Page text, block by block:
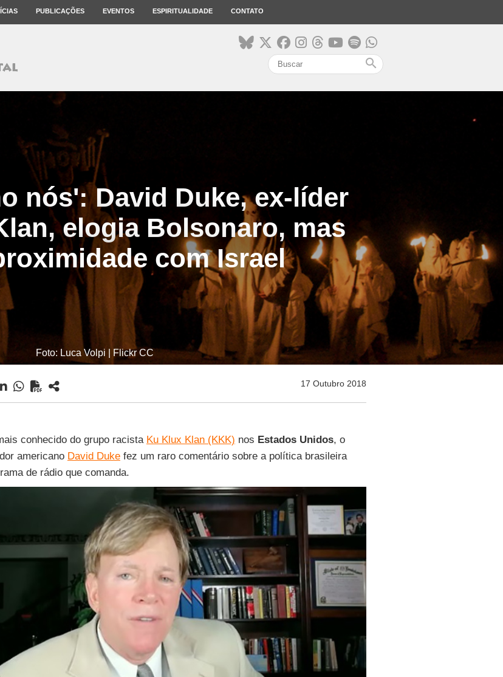
PUBLICAÇÕES EVENTOS ESPIRITUALIDADE CONTATO
search
nós': David Duke, ex-líder
elogia Bolsonaro, mas
com Israel
Foto: Luca Volpi | Flickr CC
17 Outubro 2018
conhecido do grupo racista Ku Klux Klan (KKK) nos Estados Unidos, o
americano David Dukefez um raro comentário sobre a política brasileira
de rádio que comanda.